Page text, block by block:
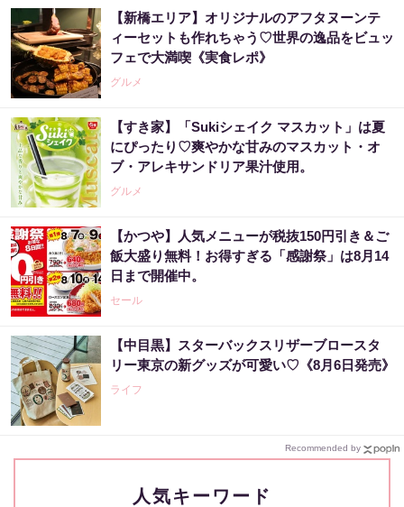
【新橋エリア】オリジナルのアフタヌーンテ
ィーセットも作れちゃう♡世界の逸品をビュッ
フェで大満喫《実食レポ》
グルメ
【すき家】「Sukiシェイク マスカット」は夏
にぴったり♡爽やかな甘みのマスカット・オ
ブ・アレキサンドリア果汁使用。
グルメ
【かつや】人気メニューが税抜150円引き＆ご
飯大盛り無料！お得すぎる「感謝祭」は8月14
日まで開催中。
セール
【中目黒】スターバックスリザーブロースタ
リー東京の新グッズが可愛い♡《8月6日発売》
ライフ
Recommended by
人気キーワード